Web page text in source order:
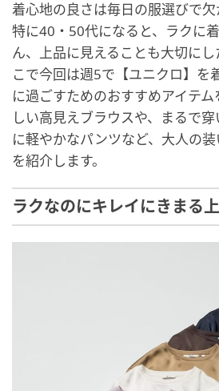
着心地の良さは毎日の服選びで欠
特に40・50代になると、ラクに
ん、上品に見えることも大切に
こで今回は週5で【ユニクロ】を
に過ごすためのおすすめアイテ
しい高見えブラウスや、まるで
に軽やかなパンツなど、大人の
を紹介します。
ラクなのにキレイにきまる